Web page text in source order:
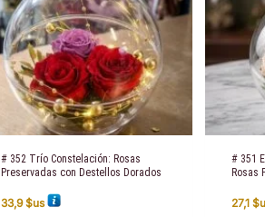
# 352 ​Trío Constelación: Rosas
Preservadas con Destellos Dorados
33,9$us
# 351
Rosas
27,1